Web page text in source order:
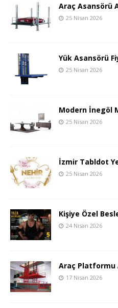
Araç Asansörü
25 Nisan 2026
Yük Asansörü
25 Nisan 2026
Modern İnegöl
25 Nisan 2026
İzmir Tabldot
25 Nisan 2026
Kişiye Özel
24 Nisan 2026
Araç Platformu
17 Nisan 2026